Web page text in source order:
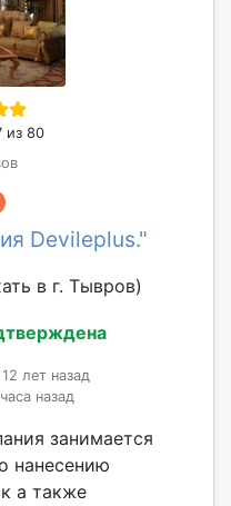
из 80
Devileplus."
в г. Тывров)
лет назад
назад
занимается
нанесению
а также